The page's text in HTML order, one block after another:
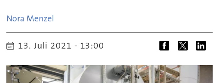
Nora Menzel
13. Juli 2021 - 13:00